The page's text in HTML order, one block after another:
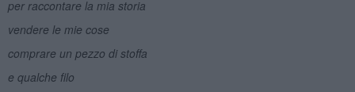
per raccontare la mia storia
vendere le mie cose
comprare un pezzo di stoffa
e qualche filo